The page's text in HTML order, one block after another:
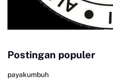
Postingan populer
payakumbuh